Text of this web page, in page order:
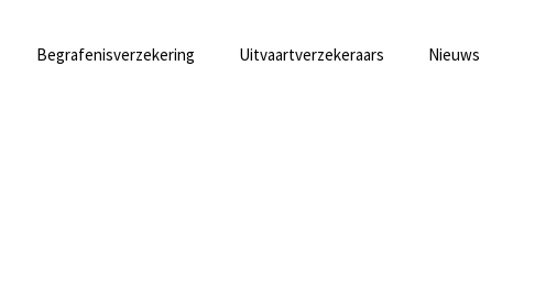
Begrafenisverzekering Uitvaartverzekeraars Nieuws